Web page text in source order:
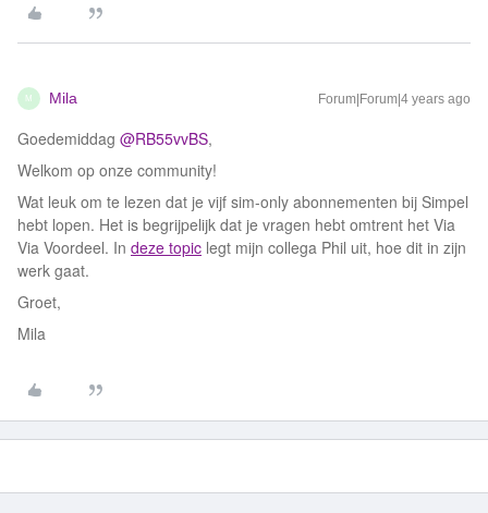
M Mila Forum|Forum|4 years ago
Goedemiddag @RB55vvBS,
Welkom op onze community!
Wat leuk om te lezen dat je vijf sim-only abonnementen bij Simpel
hebt lopen. Het is begrijpelijk dat je vragen hebt omtrent het Via
Via Voordeel. In deze topic legt mijn collega Phil uit, hoe dit in zijn
werk gaat.
Groet,
Mila